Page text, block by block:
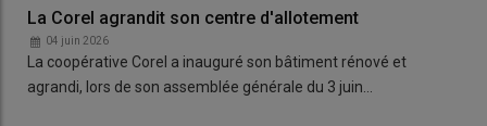
La Corel agrandit son centre d'allotement
04 juin 2026
La coopérative Corel a inauguré son bâtiment rénové et
agrandi, lors de son assemblée générale du 3 juin…